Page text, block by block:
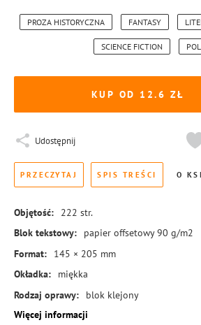
PROZA HISTORYCZNA FANTASY
SCIENCE FICTION
KUP OD 12.6
Udostępnij
PRZECZYTAJ SPIS TREŚCI O
Objętość: 222 str.
Blok tekstowy:
papier offsetowy 90 g/m2
Format:
145 × 205 mm
Okładka:
miękka
Rodzaj oprawy:
blok klejony
ISBN:
978-83-8369-390-3
Więcej informacji